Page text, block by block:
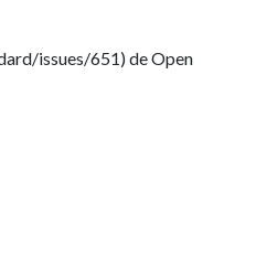
issues/651) de Open